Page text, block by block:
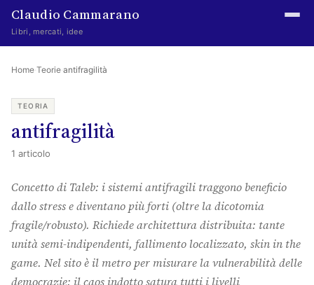
Claudio Cammarano
Libri, mercati, idee
Home
Writings
Curated
Learning log
Irene Media
Indice
About
Home·Teorie·antifragilità
TEORIA
antifragilità
1 articolo
Concetto di Taleb: i sistemi antifragili traggono beneficio
dallo stress e diventano più forti (oltre la dicotomia
fragile/robusto). Richiede architettura distribuita: tante
unità semi-indipendenti, fallimento localizzato, skin in the
game. Nel sito è il metro per misurare la vulnerabilità delle
democrazie: il caos indotto satura tutti i livelli